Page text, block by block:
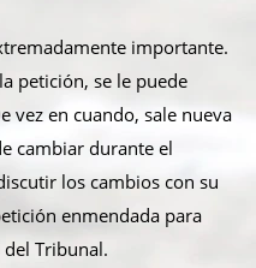
importante.
petición, se le puede
vez en cuando, sale nueva
cambiar durante el
los cambios con su
enmendada para
Tribunal.